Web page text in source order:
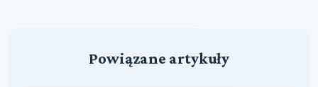
Powiązane artykuły